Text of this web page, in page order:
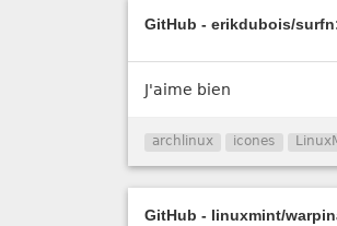
GitHub - erikdubois/
J'aime bien
archlinux icones
GitHub - linuxmint/